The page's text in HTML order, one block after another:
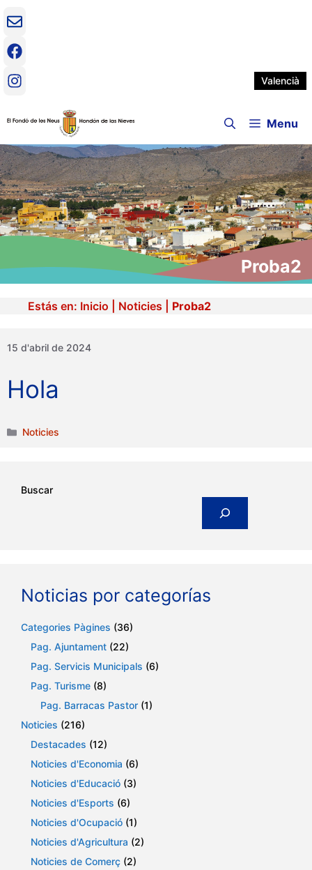
Vés
contingut
Valencià
Menu
Proba2
Estás en: Inicio Noticies Proba2
15 d'abril de 2024
Hola
Categories
Noticies
Buscar
Noticias por categorías
Categories Pàgines (36)
Pag. Ajuntament (22)
Pag. Servicis Municipals (6)
Pag. Turisme (8)
Pag. Barracas Pastor (1)
Noticies (216)
Destacades (12)
Noticies d'Economia (6)
Noticies d'Educació (3)
Noticies d'Esports (6)
Noticies d'Ocupació (1)
Noticies d'Agricultura (2)
Noticies de Comerç (2)